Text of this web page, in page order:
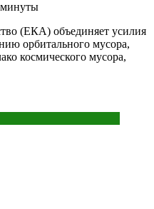
(ЕКА) объединяет усилия
орбитального мусора,
космического мусора,